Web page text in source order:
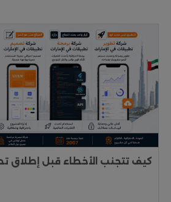
كيف تتجنب الأخطاء قبل إطلاق